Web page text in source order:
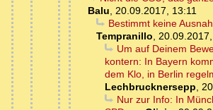
Balu, 20.09.2017, 13:11
Bestimmt keine
Tempranillo,
Um auf Deinem
kontern: In Bayern
dem Klo, in Berlin
Lechbrucknersepp,
Nur zur Info: In